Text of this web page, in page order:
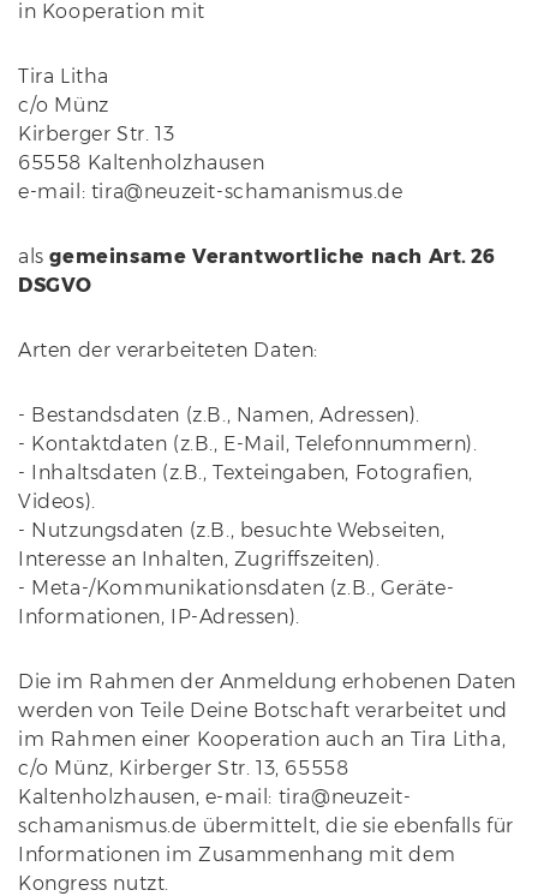
in Kooperation mit
Tira Litha
c/o Münz
Kirberger Str. 13
65558 Kaltenholzhausen
e-mail: tira@neuzeit-schamanismus.de
alsgemeinsame Verantwortliche nach Art. 26
DSGVO
Arten der verarbeiteten Daten:
- Bestandsdaten (z.B., Namen, Adressen).
- Kontaktdaten (z.B., E-Mail, Telefonnummern).
- Inhaltsdaten (z.B., Texteingaben, Fotografien,
Videos).
- Nutzungsdaten (z.B., besuchte Webseiten,
Interesse an Inhalten, Zugriffszeiten).
- Meta-/Kommunikationsdaten (z.B., Geräte-
Informationen, IP-Adressen).
Die im Rahmen der Anmeldung erhobenen Daten
werden von Teile Deine Botschaft verarbeitet und
im Rahmen einer Kooperation auch an Tira Litha,
c/o Münz, Kirberger Str. 13, 65558
Kaltenholzhausen, e-mail: tira@neuzeit-
schamanismus.de übermittelt, die sie ebenfalls für
Informationen im Zusammenhang mit dem
Kongress nutzt.